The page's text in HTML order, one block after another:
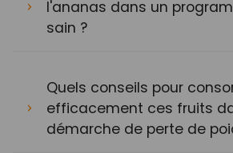
l'ananas dans un
sain ?
Quels conseils pour
efficacement ces fruits
démarche de perte de